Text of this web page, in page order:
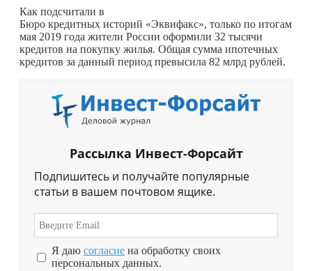
Как подсчитали в
Бюро кредитных историй «Эквифакс», только по итогам
мая 2019 года жители России оформили 32 тысячи
кредитов на покупку жилья. Общая сумма ипотечных
кредитов за данный период превысила 82 млрд рублей.
Рассылка Инвест-Форсайт
Подпишитесь и получайте популярные
статьи в вашем почтовом ящике.
Я даю согласие на обработку своих
персональных данных.